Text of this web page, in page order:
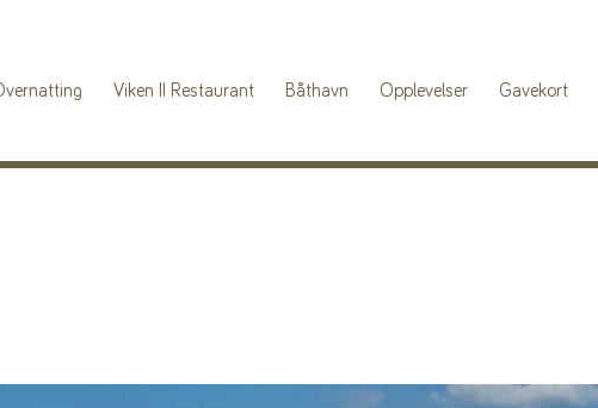
Viken II Restaurant Båthavn Opplevelser Gavekort